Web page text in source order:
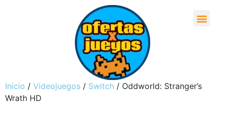
Inicio / Videojuegos / Switch / Oddworld: Stranger’s
Wrath HD